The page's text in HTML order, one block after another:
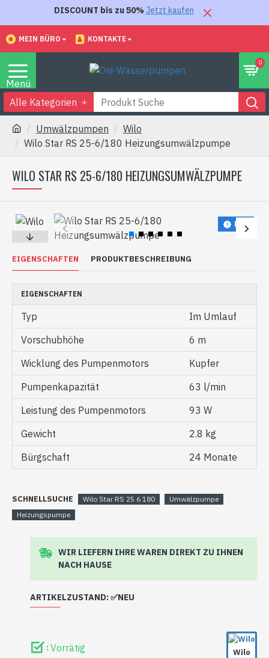
DISCOUNT bis zu 50%Jetzt kaufen
MEIN BÜRO KONTAKTE
0
Alle Kategorien
Umwälzpumpen
Wilo
Wilo Star RS 25-6/180 Heizungsumwälzpumpe
WILO STAR RS 25-6/180 HEIZUNGSUMWÄLZPUMPE
NEU
EIGENSCHAFTEN PRODUKTBESCHREIBUNG
EIGENSCHAFTEN
Typ
Im Umlauf
Vorschubhöhe
6 m
Wicklung des Pumpenmotors
Kupfer
Pumpenkapazität
63 l/min
Leistung des Pumpenmotors
93 W
Gewicht
2.8 kg
Bürgschaft
24 Monate
SCHNELLSUCHE Wilo Star RS 25 6 180
Umwälzpumpe
Heizungspumpe
WIR LIEFERN IHRE WAREN DIREKT ZU IHNEN
NACH HAUSE
ARTIKELZUSTAND: ✅NEU
sie wurde noch nie eingebaut und wurde überhaupt
nicht benutzt.
: Vorrätig Wilo